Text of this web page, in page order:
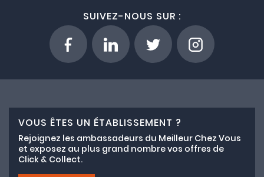
SUIVEZ-NOUS SUR :
VOUS ÊTES UN ÉTABLISSEMENT ?
Rejoignez les ambassadeurs du Meilleur Chez Vous
et exposez au plus grand nombre vos offres de
Click & Collect.